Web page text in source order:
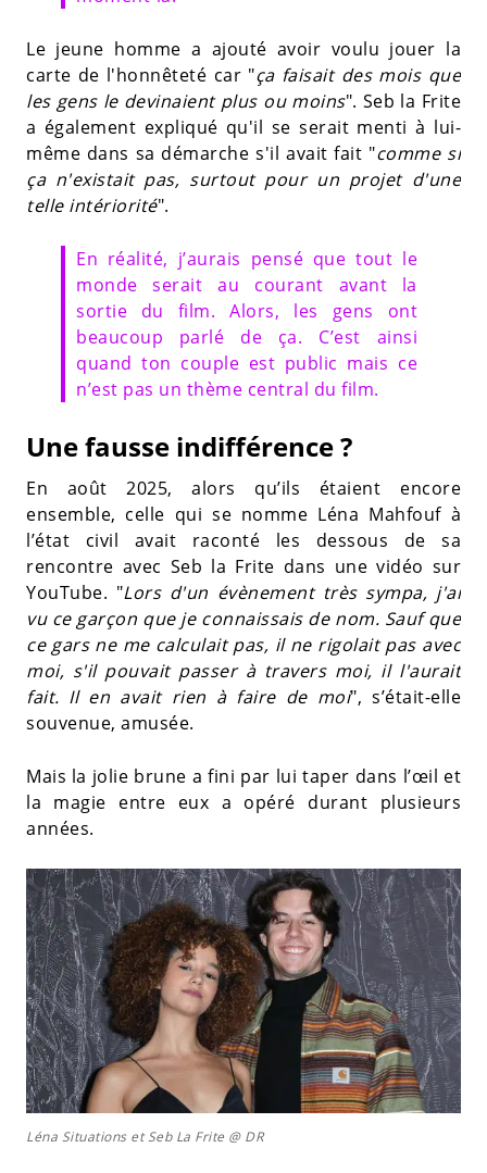
Le jeune homme a ajouté avoir voulu jouer la
carte de l'honnêteté car "ça faisait des mois que
les gens le devinaient plus ou moins". Seb la Frite
a également expliqué qu'il se serait menti à lui-
même dans sa démarche s'il avait fait "comme si
ça n'existait pas, surtout pour un projet d'une
telle intériorité".
En réalité, j’aurais pensé que tout le
monde serait au courant avant la
sortie du film. Alors, les gens ont
beaucoup parlé de ça. C’est ainsi
quand ton couple est public mais ce
n’est pas un thème central du film.
Une fausse indifférence ?
En août 2025, alors qu’ils étaient encore
ensemble, celle qui se nomme Léna Mahfouf à
l’état civil avait raconté les dessous de sa
rencontre avec Seb la Frite dans une vidéo sur
YouTube. "Lors d'un évènement très sympa, j'ai
vu ce garçon que je connaissais de nom. Sauf que
ce gars ne me calculait pas, il ne rigolait pas avec
moi, s'il pouvait passer à travers moi, il l'aurait
fait. Il en avait rien à faire de moi", s’était-elle
souvenue, amusée.
Mais la jolie brune a fini par lui taper dans l’œil et
la magie entre eux a opéré durant plusieurs
années.
Léna Situations et Seb La Frite @ DR